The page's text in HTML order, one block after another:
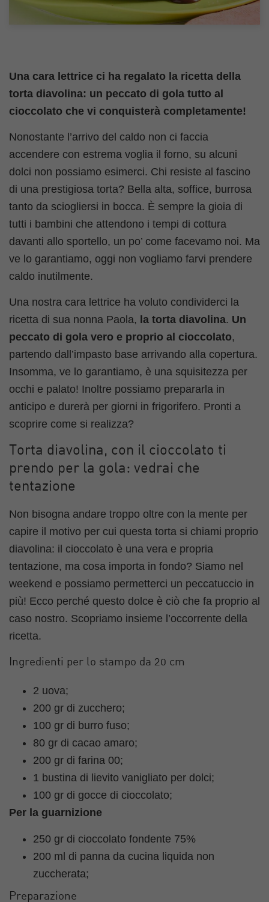
Una cara lettrice ci ha regalato la ricetta della
torta diavolina: un peccato di gola tutto al
cioccolato che vi conquisterà completamente!
Nonostante l’arrivo del caldo non ci faccia
accendere con estrema voglia il forno, su alcuni
dolci non possiamo esimerci. Chi resiste al fascino
di una prestigiosa torta? Bella alta, soffice, burrosa
tanto da sciogliersi in bocca. È sempre la gioia di
tutti i bambini che attendono i tempi di cottura
davanti allo sportello, un po’ come facevamo noi. Ma
ve lo garantiamo, oggi non vogliamo farvi prendere
caldo inutilmente.
Una nostra cara lettrice ha voluto condividerci la
ricetta di sua nonna Paola, la torta diavolina. Un
peccato di gola vero e proprio al cioccolato,
partendo dall’impasto base arrivando alla copertura.
Insomma, ve lo garantiamo, è una squisitezza per
occhi e palato! Inoltre possiamo prepararla in
anticipo e durerà per giorni in frigorifero. Pronti a
scoprire come si realizza?
Torta diavolina, con il cioccolato ti
prendo per la gola: vedrai che
tentazione
Non bisogna andare troppo oltre con la mente per
capire il motivo per cui questa torta si chiami proprio
diavolina: il cioccolato è una vera e propria
tentazione, ma cosa importa in fondo? Siamo nel
weekend e possiamo permetterci un peccatuccio in
più! Ecco perché questo dolce è ciò che fa proprio al
caso nostro. Scopriamo insieme l’occorrente della
ricetta.
Ingredienti per lo stampo da 20 cm
2 uova;
200 gr di zucchero;
100 gr di burro fuso;
80 gr di cacao amaro;
200 gr di farina 00;
1 bustina di lievito vanigliato per dolci;
100 gr di gocce di cioccolato;
Per la guarnizione
250 gr di cioccolato fondente 75%
200 ml di panna da cucina liquida non
zuccherata;
Preparazione